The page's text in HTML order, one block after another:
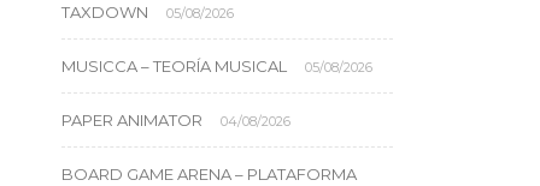
TAXDOWN 05/08/2026
MUSICCA – TEORÍA MUSICAL 05/08/2026
PAPER ANIMATOR 04/08/2026
BOARD GAME ARENA – PLATAFORMA